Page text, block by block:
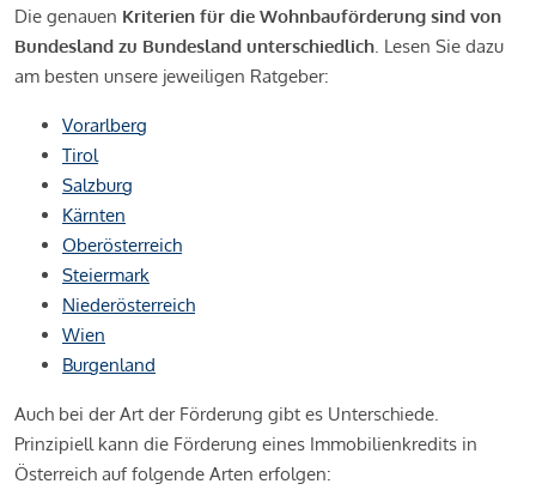
Die genauen Kriterien für die Wohnbauförderung sind von
Bundesland zu Bundesland unterschiedlich. Lesen Sie dazu
am besten unsere jeweiligen Ratgeber:
Vorarlberg
Tirol
Salzburg
Kärnten
Oberösterreich
Steiermark
Niederösterreich
Wien
Burgenland
Auch bei der Art der Förderung gibt es Unterschiede.
Prinzipiell kann die Förderung eines Immobilienkredits in
Österreich auf folgende Arten erfolgen: